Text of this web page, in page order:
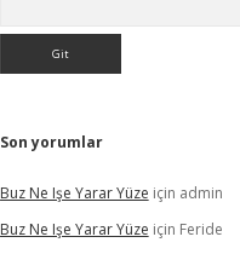
Son yorumlar
Buz Ne Işe Yarar Yüze için admin
Buz Ne Işe Yarar Yüze için Feride